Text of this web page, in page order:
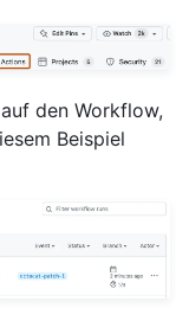
den Workflow,
Beispiel